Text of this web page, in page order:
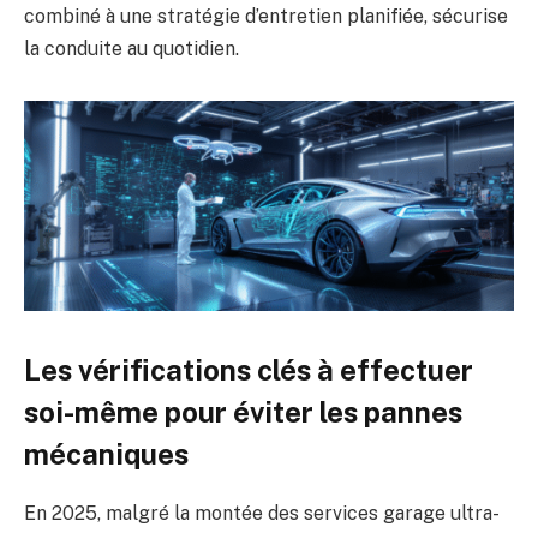
combiné à une stratégie d’entretien planifiée, sécurise
la conduite au quotidien.
Les vérifications clés à effectuer
soi-même pour éviter les pannes
mécaniques
En 2025, malgré la montée des services garage ultra-